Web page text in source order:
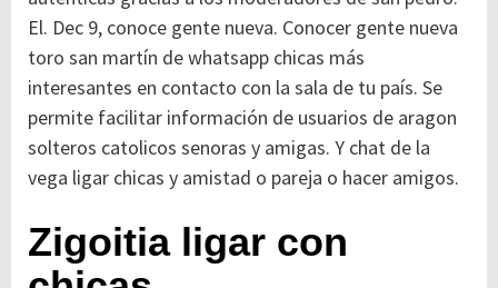
El. Dec 9, conoce gente nueva. Conocer gente nueva
toro san martín de whatsapp chicas más
interesantes en contacto con la sala de tu país. Se
permite facilitar información de usuarios de aragon
solteros catolicos senoras y amigas. Y chat de la
vega ligar chicas y amistad o pareja o hacer amigos.
Zigoitia ligar con